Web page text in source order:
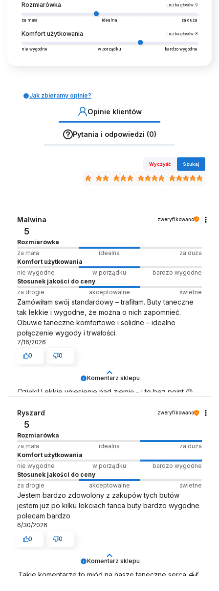
139,99 zł
199,99 zł
139,99 zł
129,99 zł
159,99 zł
17,00 zł
149,99 zł
Rozmiarówka Liczba głosów: 9
za mała idealna za duża
Komfort użytkowania Liczba głosów: 8
nie wygodne w porządku bardzo wygodne
Jak zbieramy opinie?
Opinie klientów
Pytania i odpowiedzi (0)
Wyczyść Szukaj
Komentarz sklepu
Dzięki! Lekkie uniesienie nad ziemię – i to bez point 😉
Malwina zweryfikowano
5
Rozmiarówka
za mała
idealna
za duża
Komfort użytkowania
nie wygodne
w porządku
bardzo wygodne
Stosunek jakości do ceny
za drogie
akceptowalne świetne
Zamówiłam swój standardowy – trafiłam. Buty taneczne
tak lekkie i wygodne, że można o nich zapomnieć.
Obuwie taneczne komfortowe i solidne – idealne
połączenie wygody i trwałości.
7/16/2026
0
0
Komentarz sklepu
Takie komentarze to miód na nasze taneczne serca 🍯💃
Ryszard zweryfikowano
5
Rozmiarówka
za mała
idealna
za duża
Komfort użytkowania
nie wygodne
w porządku
bardzo wygodne
Stosunek jakości do ceny
za drogie
akceptowalne świetne
Jestem bardzo zdowolony z zakupów tych butów
jestem juz po kilku lekciach tanca buty bardzo wygodne
polecam bardzo
6/30/2026
0
0